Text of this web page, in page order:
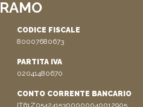
CODICE FISCALE
80007680673
PARTITA IVA
02041480670
CONTO CORRENTE BANCARIO